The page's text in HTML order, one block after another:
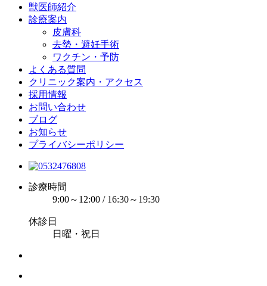
獣医師紹介
診療案内
皮膚科
去勢・避妊手術
ワクチン・予防
よくある質問
クリニック案内・アクセス
採用情報
お問い合わせ
ブログ
お知らせ
プライバシーポリシー
診療時間
9:00～12:00 / 16:30～19:30
休診日
日曜・祝日